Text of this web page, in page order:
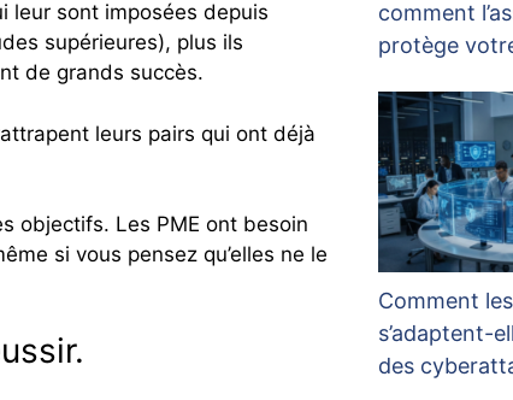
leur sont imposées depuis
supérieures), plus ils
de grands succès.
leurs pairs qui ont déjà
objectifs. Les PME ont besoin
si vous pensez qu’elles ne le
comment
protège
Comment
s’adaptent-
des